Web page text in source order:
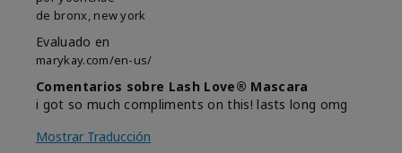
de bronx, new york
Evaluado en
marykay.com/en-us/
Comentarios sobre Lash Love® Mascara
i got so much compliments on this! lasts long omg
Mostrar Traducción